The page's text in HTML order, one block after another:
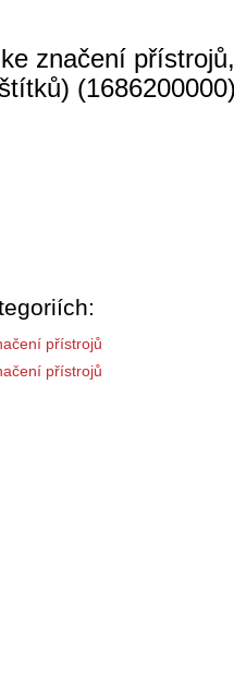
značení
(1686200000)
přístrojů
přístrojů